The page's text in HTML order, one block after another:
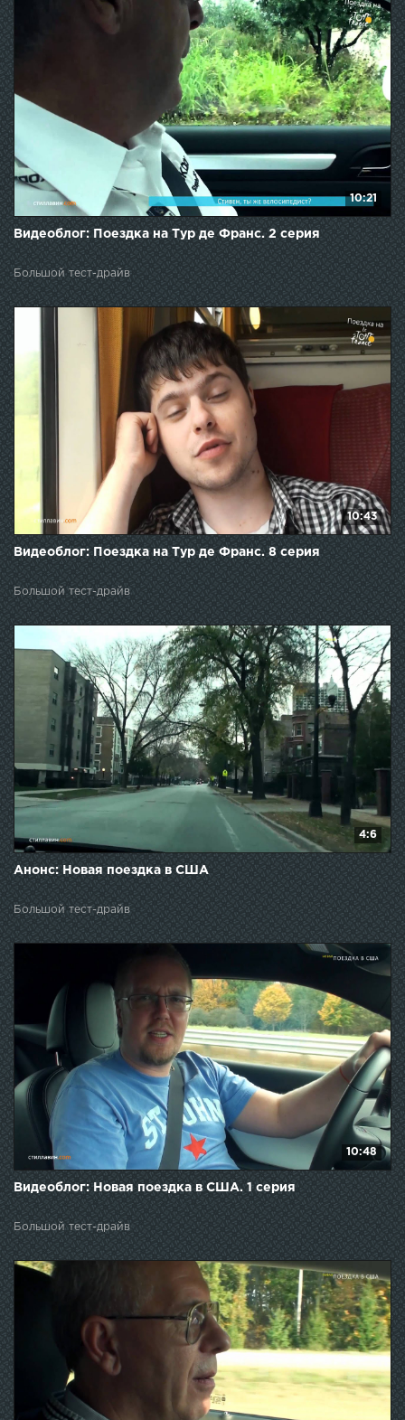
10:21
Видеоблог: Поездка на Тур де Франс. 2 серия
Большой тест-драйв
10:43
Видеоблог: Поездка на Тур де Франс. 8 серия
Большой тест-драйв
4:6
Анонс: Новая поездка в США
Большой тест-драйв
10:48
Видеоблог: Новая поездка в США. 1 серия
Большой тест-драйв